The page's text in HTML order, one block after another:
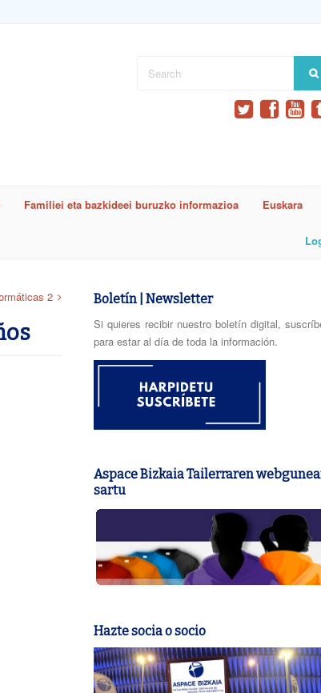
Familiei eta bazkideei buruzko informazioa Euskara
2
Boletín | Newsletter
Si quieres recibir nuestro boletín digital,
para estar al día de toda la información.
Aspace Bizkaia Tailerraren
sartu
Hazte socia o socio